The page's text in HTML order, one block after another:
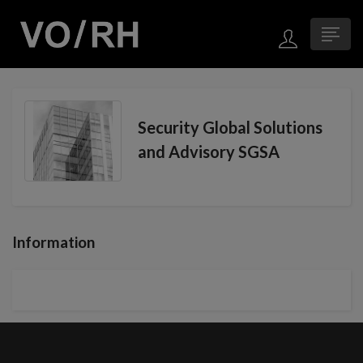
Security Global Solutions
and Advisory SGSA
Information